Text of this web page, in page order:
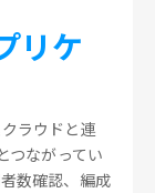
リケ
ラウドと連
つながってい
数確認、編成